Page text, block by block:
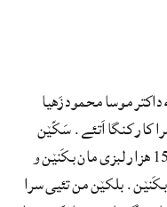
داکتر موسا محمودزَهیا
کار کنگا اَتئے. سَکّێن
کارامَدێن کارے. مئے مکسَد اِش اَت که 15 هزار لبزی مان بکَنێن و
بلکێن من تئیی سرا